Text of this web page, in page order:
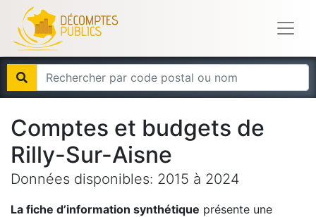
Comptes et budgets de
Rilly-Sur-Aisne
Données disponibles: 2015 à 2024
La fiche d’information synthétique présente une